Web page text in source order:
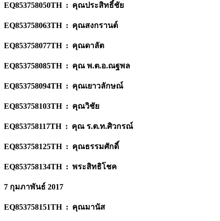
EQ853758050TH : คุณประสิทธิ์ชัย
EQ853758063TH : คุณสงกรานต์
EQ853758077TH : คุณดาลัต
EQ853758085TH : คุณ พ.ต.อ.ณฐพล
EQ853758094TH : คุณเยาวลักษณ์
EQ853758103TH : คุณวิชัย
EQ853758117TH : คุณ ร.ต.ท.ศิวกรณ์
EQ853758125TH : คุณธรรมศักดิ์
EQ853758134TH : พระสิทธิโชค
7 กุมภาพันธ์ 2017
EQ853758151TH : คุณมานัส